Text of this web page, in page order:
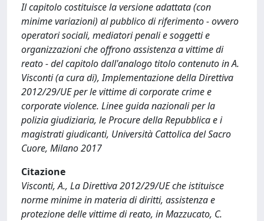
Il capitolo costituisce la versione adattata (con
minime variazioni) al pubblico di riferimento - ovvero
operatori sociali, mediatori penali e soggetti e
organizzazioni che offrono assistenza a vittime di
reato - del capitolo dall'analogo titolo contenuto in A.
Visconti (a cura di), Implementazione della Direttiva
2012/29/UE per le vittime di corporate crime e
corporate violence. Linee guida nazionali per la
polizia giudiziaria, le Procure della Repubblica e i
magistrati giudicanti, Università Cattolica del Sacro
Cuore, Milano 2017
Citazione
Visconti, A., La Direttiva 2012/29/UE che istituisce
norme minime in materia di diritti, assistenza e
protezione delle vittime di reato, in Mazzucato, C.